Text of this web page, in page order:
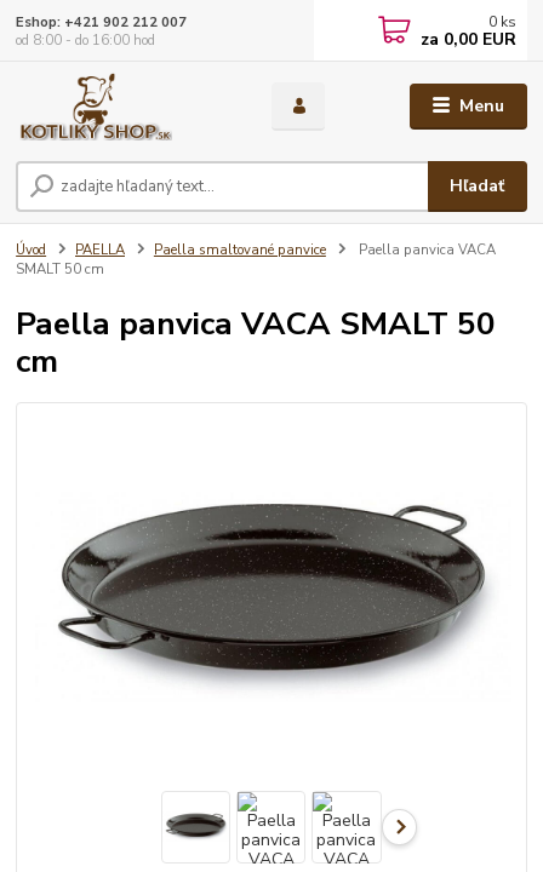
Menu
Hľadať
Eshop: +421 902 212 007
od 8:00 - do 16:00 hod
0 ks
za 0,00 EUR
Úvod PAELLA Paella smaltované panvice
Paella panvica VACA
SMALT 50 cm
Paella panvica VACA SMALT 50
cm